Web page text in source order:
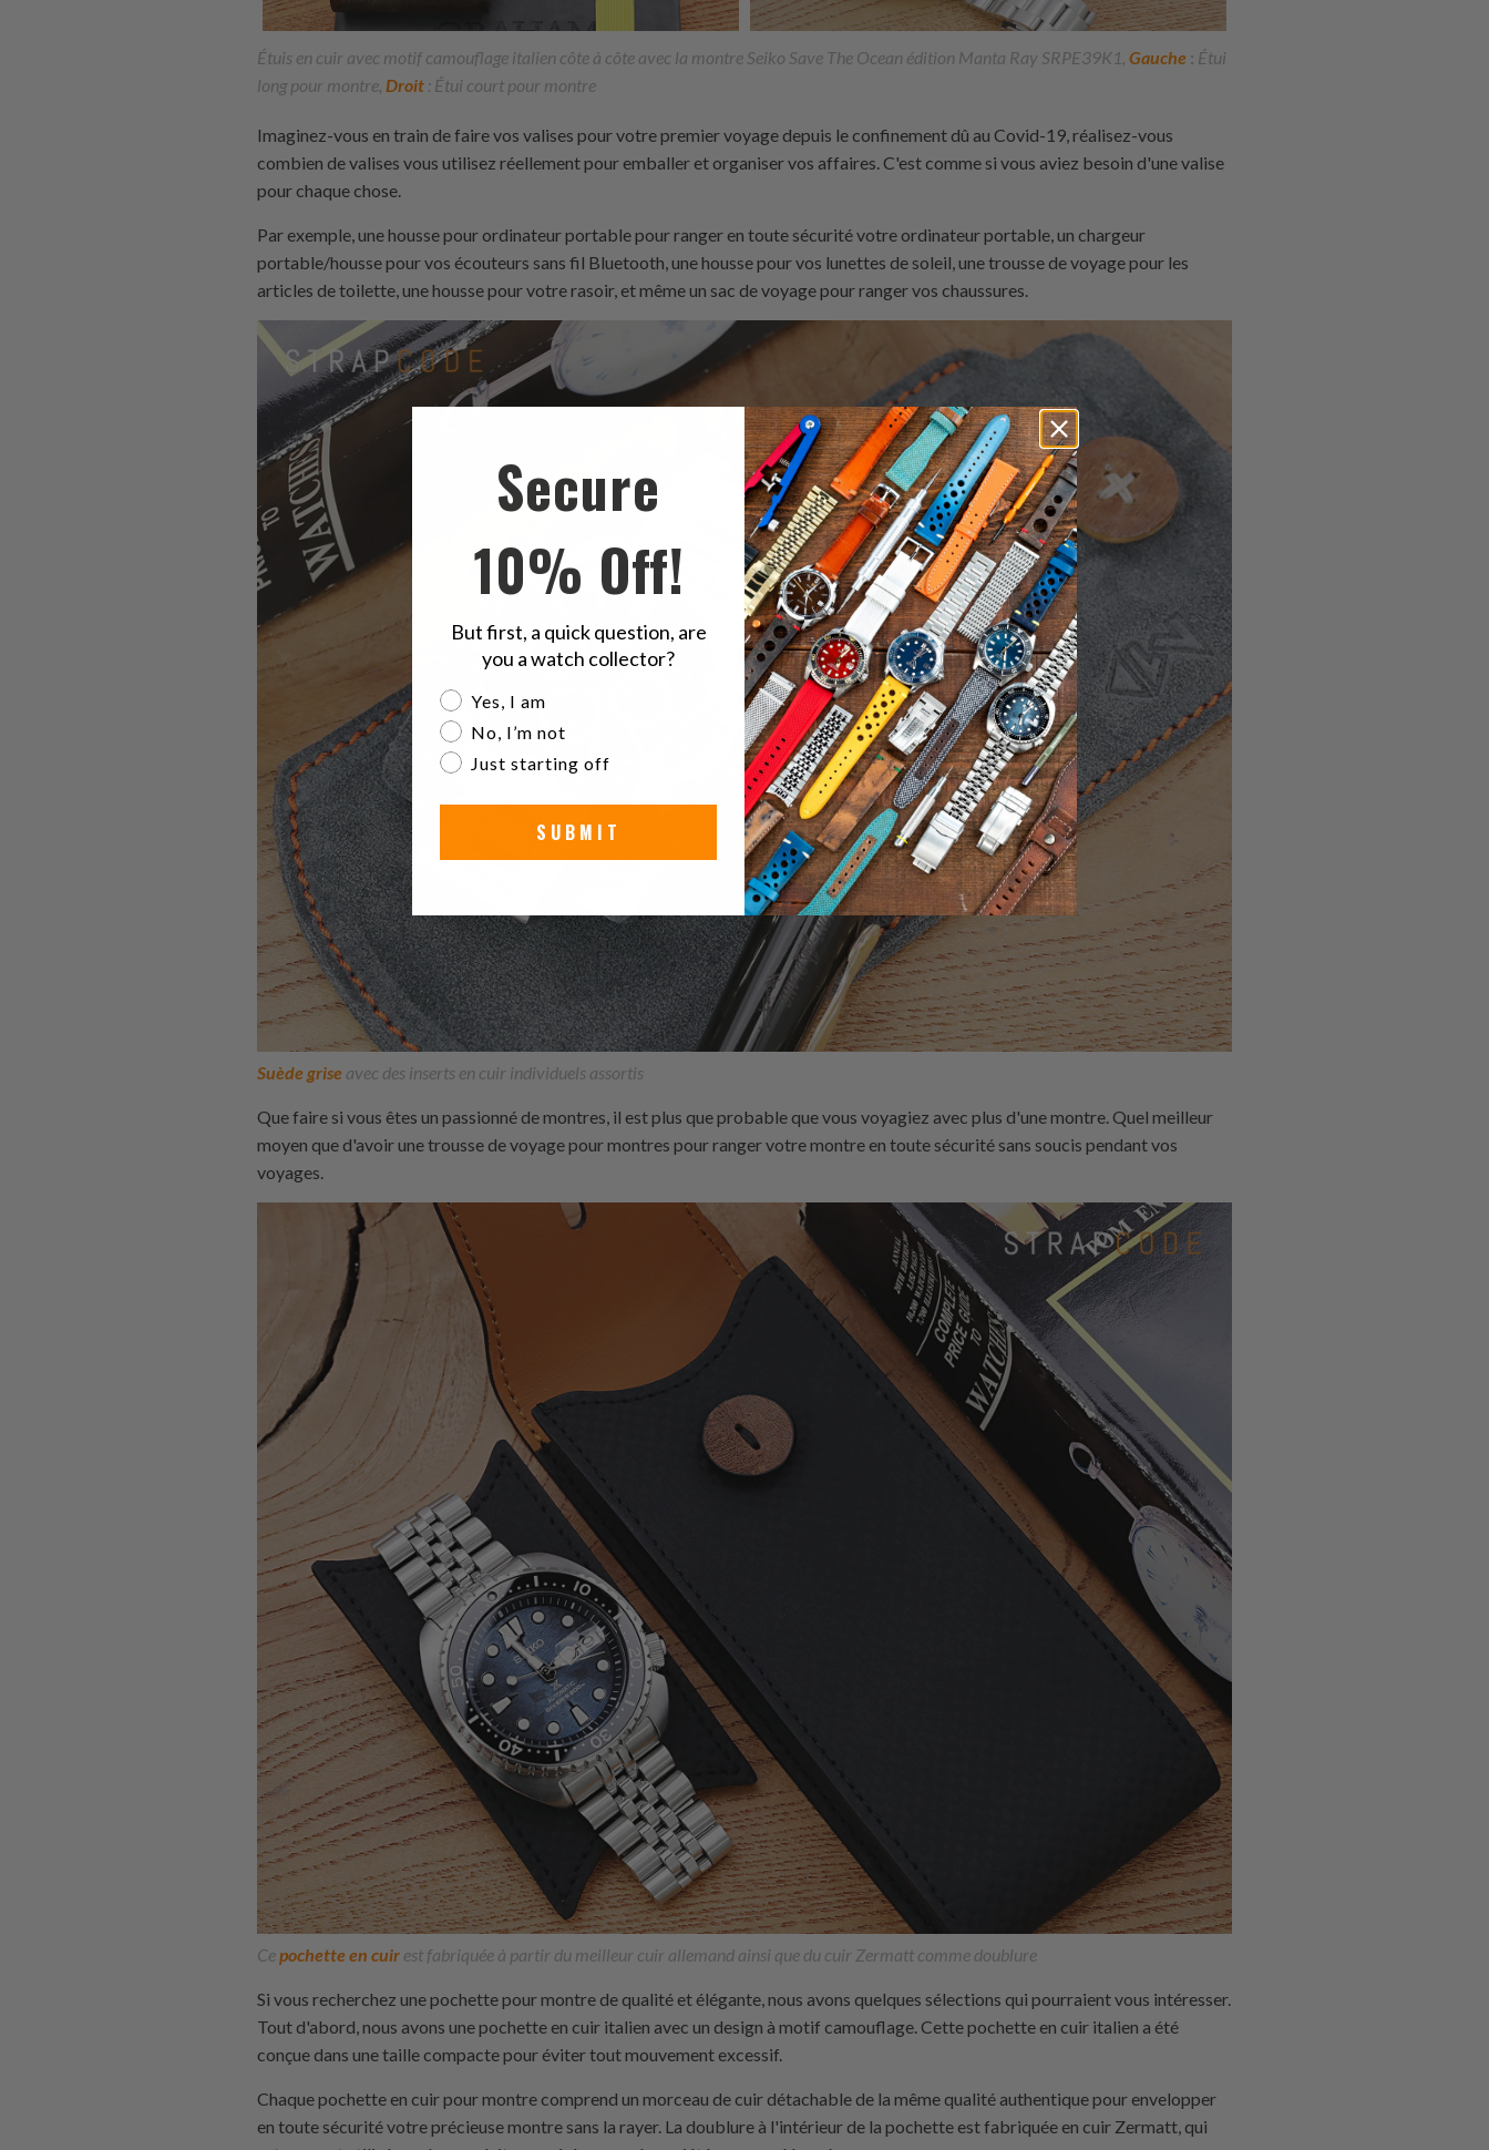
Étuis en cuir avec motif camouflage italien côte à côte avec la montre Seiko Save The Ocean édition Manta Ray SRPE39K1, Gauche : Étui
long pour montre, Droit : Étui court pour montre
Imaginez-vous en train de faire vos valises pour votre premier voyage depuis le confinement dû au Covid-19, réalisez-vous
combien de valises vous utilisez réellement pour emballer et organiser vos affaires. C'est comme si vous aviez besoin d'une valise
pour chaque chose.
Par exemple, une housse pour ordinateur portable pour ranger en toute sécurité votre ordinateur portable, un chargeur
portable/housse pour vos écouteurs sans fil Bluetooth, une housse pour vos lunettes de soleil, une trousse de voyage pour les
articles de toilette, une housse pour votre rasoir, et même un sac de voyage pour ranger vos chaussures.
Suède grise avec des inserts en cuir individuels assortis
Que faire si vous êtes un passionné de montres, il est plus que probable que vous voyagiez avec plus d'une montre. Quel meilleur
moyen que d'avoir une trousse de voyage pour montres pour ranger votre montre en toute sécurité sans soucis pendant vos
voyages.
Cepochette en cuir est fabriquée à partir du meilleur cuir allemand ainsi que du cuir Zermatt comme doublure
Si vous recherchez une pochette pour montre de qualité et élégante, nous avons quelques sélections qui pourraient vous intéresser.
Tout d'abord, nous avons une pochette en cuir italien avec un design à motif camouflage. Cette pochette en cuir italien a été
conçue dans une taille compacte pour éviter tout mouvement excessif.
Chaque pochette en cuir pour montre comprend un morceau de cuir détachable de la même qualité authentique pour envelopper
en toute sécurité votre précieuse montre sans la rayer. La doublure à l'intérieur de la pochette est fabriquée en cuir Zermatt, qui
Secure
10% Off!
But first, a quick question, are
you a watch collector?
Are you a watch collector?
Yes, I am
No, I’m not
Just starting off
SUBMIT